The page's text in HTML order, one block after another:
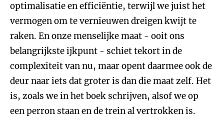
optimalisatie en efficiëntie, terwijl we juist het
vermogen om te vernieuwen dreigen kwijt te
raken. En onze menselijke maat - ooit ons
belangrijkste ijkpunt - schiet tekort in de
complexiteit van nu, maar opent daarmee ook de
deur naar iets dat groter is dan die maat zelf. Het
is, zoals we in het boek schrijven, alsof we op
een perron staan en de trein al vertrokken is.